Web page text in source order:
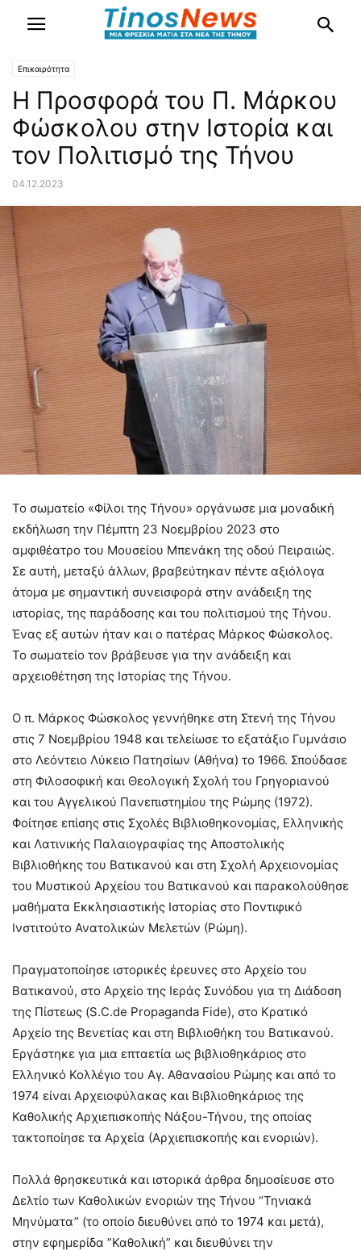
Επικαιρότητα
Η Προσφορά του Π. Μάρκου
Φώσκολου στην Ιστορία και
τον Πολιτισμό της Τήνου
04.12.2023
Το σωματείο «Φίλοι της Τήνου» οργάνωσε μια μοναδική
εκδήλωση την Πέμπτη 23 Νοεμβρίου 2023 στο
αμφιθέατρο του Μουσείου Μπενάκη της οδού Πειραιώς.
Σε αυτή, μεταξύ άλλων, βραβεύτηκαν πέντε αξιόλογα
άτομα με σημαντική συνεισφορά στην ανάδειξη της
ιστορίας, της παράδοσης και του πολιτισμού της Τήνου.
Ένας εξ αυτών ήταν και ο πατέρας Μάρκος Φώσκολος.
Το σωματείο τον βράβευσε για την ανάδειξη και
αρχειοθέτηση της Ιστορίας της Τήνου.
Ο π. Μάρκος Φώσκολος γεννήθηκε στη Στενή της Τήνου
στις 7 Νοεμβρίου 1948 και τελείωσε το εξατάξιο Γυμνάσιο
στο Λεόντειο Λύκειο Πατησίων (Αθήνα) το 1966. Σπούδασε
στη Φιλοσοφική και Θεολογική Σχολή του Γρηγοριανού
και του Αγγελικού Πανεπιστημίου της Ρώμης (1972).
Φοίτησε επίσης στις Σχολές Βιβλιοθηκονομίας, Ελληνικής
και Λατινικής Παλαιογραφίας της Αποστολικής
Βιβλιοθήκης του Βατικανού και στη Σχολή Αρχειονομίας
του Μυστικού Αρχείου του Βατικανού και παρακολούθησε
μαθήματα Εκκλησιαστικής Ιστορίας στο Ποντιφικό
Ινστιτούτο Ανατολικών Μελετών (Ρώμη).
Πραγματοποίησε ιστορικές έρευνες στο Αρχείο του
Βατικανού, στο Αρχείο της Ιεράς Συνόδου για τη Διάδοση
της Πίστεως (S.C.de Propaganda Fide), στο Κρατικό
Αρχείο της Βενετίας και στη Βιβλιοθήκη του Βατικανού.
Εργάστηκε για μια επταετία ως βιβλιοθηκάριος στο
Ελληνικό Κολλέγιο του Αγ. Αθανασίου Ρώμης και από το
1974 είναι Αρχειοφύλακας και Βιβλιοθηκάριος της
Καθολικής Αρχιεπισκοπής Νάξου-Τήνου, της οποίας
τακτοποίησε τα Αρχεία (Αρχιεπισκοπής και ενοριών).
Πολλά θρησκευτικά και ιστορικά άρθρα δημοσίευσε στο
Δελτίο των Καθολικών ενοριών της Τήνου “Τηνιακά
Μηνύματα” (το οποίο διευθύνει από το 1974 και μετά),
στην εφημερίδα ”Καθολική” και διευθύνει την